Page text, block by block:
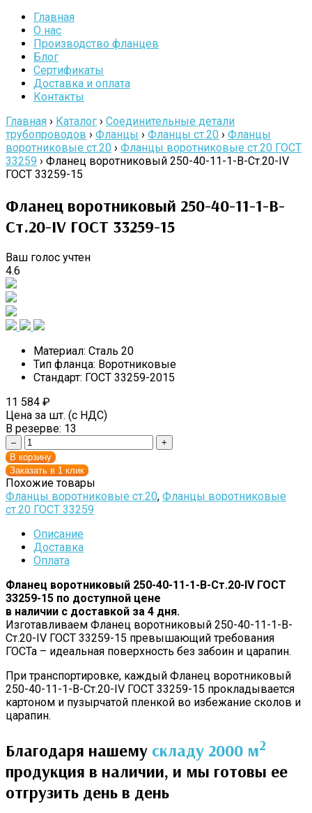
Главная
О нас
Производство фланцев
Блог
Сертификаты
Доставка и оплата
Контакты
Главная › Каталог › Соединительные детали
трубопроводов › Фланцы › Фланцы ст.20 › Фланцы
воротниковые ст.20 › Фланцы воротниковые ст.20 ГОСТ
33259 › Фланец воротниковый 250-40-11-1-B-Cт.20-IV
ГОСТ 33259-15
Фланец воротниковый 250-40-11-1-B-
Cт.20-IV ГОСТ 33259-15
Ваш голос учтен
4.6
Материал: Сталь 20
Тип фланца: Воротниковые
Стандарт: ГОСТ 33259-2015
11 584 ₽
Цена за шт. (с НДС)
В резерве: 13
–
+
В корзину
Заказать в 1 клик
Похожие товары
Фланцы воротниковые ст.20, Фланцы воротниковые
ст.20 ГОСТ 33259
Описание
Доставка
Оплата
Фланец воротниковый 250-40-11-1-B-Cт.20-IV ГОСТ
33259-15 по доступной цене
в наличии с доставкой за 4 дня.
Изготавливаем Фланец воротниковый 250-40-11-1-B-
Cт.20-IV ГОСТ 33259-15 превышающий требования
ГОСТа – идеальная поверхность без забоин и царапин.
При транспортировке, каждый Фланец воротниковый
250-40-11-1-B-Cт.20-IV ГОСТ 33259-15 прокладывается
картоном и пузырчатой пленкой во избежание сколов и
царапин.
Благодаря нашему складу 2000 м2
продукция в наличии, и мы готовы ее
отгрузить день в день